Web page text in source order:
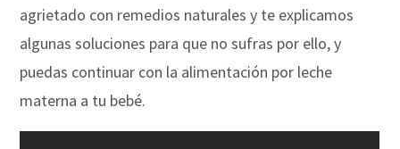
agrietado con remedios naturales y te explicamos
algunas soluciones para que no sufras por ello, y
puedas continuar con la alimentación por leche
materna a tu bebé.